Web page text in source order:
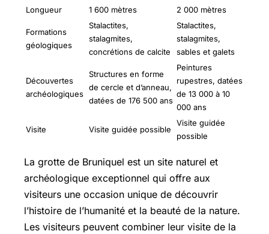
Longueur
1 600 mètres 2 000 mètres
Formations
géologiques
Stalactites,
stalagmites,
concrétions de calcite
Stalactites,
stalagmites,
sables et galets
Découvertes
archéologiques
Structures en forme
de cercle et d’anneau,
datées de 176 500 ans
Peintures
rupestres, datées
de 13 000 à 10
000 ans
Visite Visite guidée possible
Visite guidée
possible
La grotte de Bruniquel est un site naturel et
archéologique exceptionnel qui offre aux
visiteurs une occasion unique de découvrir
l’histoire de l’humanité et la beauté de la nature.
Les visiteurs peuvent combiner leur visite de la